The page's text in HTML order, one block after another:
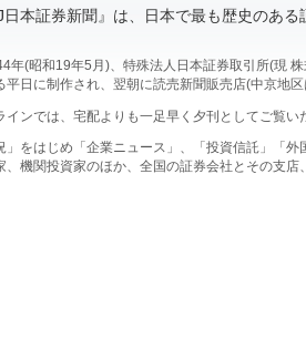
日本証券新聞』は、日本で最も歴史のある
年(昭和19年5月)、特殊法人日本証券取引所(現
平日に制作され、翌朝に読売新聞販売店(中京地
インでは、宅配よりも一足早く夕刊としてご覧い
」をはじめ「企業ニュース」、「投資信託」「
、機関投資家のほか、全国の証券会社とその支